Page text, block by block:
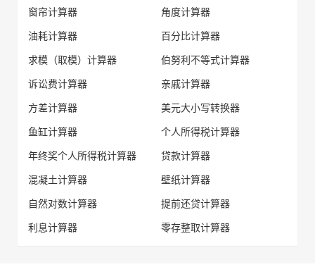
窗帘计算器
角度计算器
油耗计算器
百分比计算器
求模（取模）计算器
伯努利不等式计算器
诉讼费计算器
亲戚计算器
方差计算器
美元大小写转换器
鱼缸计算器
个人所得税计算器
年终奖个人所得税计算器
贷款计算器
混凝土计算器
壁纸计算器
自然对数计算器
提前还贷计算器
利息计算器
零存整取计算器